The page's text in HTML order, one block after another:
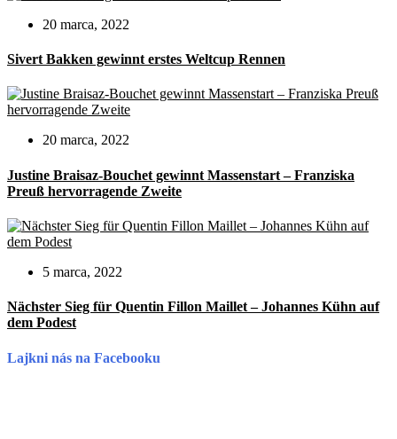
20 marca, 2022
Sivert Bakken gewinnt erstes Weltcup Rennen
20 marca, 2022
Justine Braisaz-Bouchet gewinnt Massenstart – Franziska
Preuß hervorragende Zweite
5 marca, 2022
Nächster Sieg für Quentin Fillon Maillet – Johannes Kühn auf
dem Podest
Lajkni nás na Facebooku